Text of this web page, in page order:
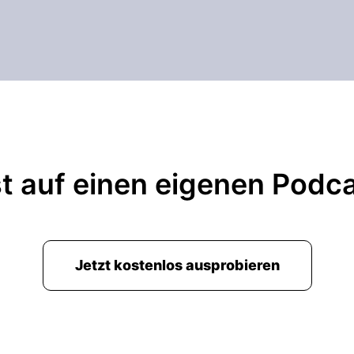
auf einen eigenen
Jetzt kostenlos ausprobieren